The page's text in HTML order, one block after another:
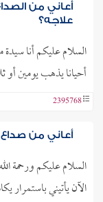
أعاني من
علاجه؟
أحيانا يذهب يومين أو
2395768
أعاني من
السلام عليكم ورحمة
الآن يأتيني